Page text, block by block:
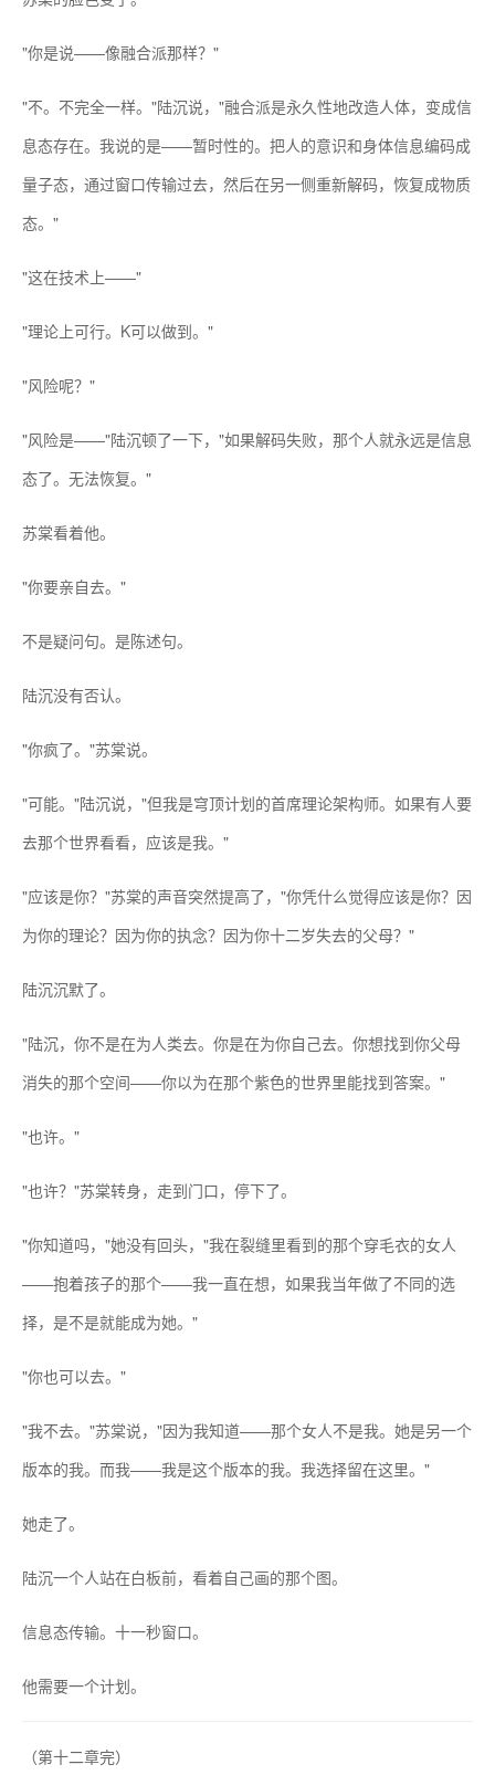
"你是说——像融合派那样？"
"不。不完全一样。"陆沉说，"融合派是永久性地改造人体，变成信
息态存在。我说的是——暂时性的。把人的意识和身体信息编码成
量子态，通过窗口传输过去，然后在另一侧重新解码，恢复成物质
态。"
"这在技术上——"
"理论上可行。K可以做到。"
"风险呢？"
"风险是——"陆沉顿了一下，"如果解码失败，那个人就永远是信息
态了。无法恢复。"
苏棠看着他。
"你要亲自去。"
不是疑问句。是陈述句。
陆沉没有否认。
"你疯了。"苏棠说。
"可能。"陆沉说，"但我是穹顶计划的首席理论架构师。如果有人要
去那个世界看看，应该是我。"
"应该是你？"苏棠的声音突然提高了，"你凭什么觉得应该是你？因
为你的理论？因为你的执念？因为你十二岁失去的父母？"
陆沉沉默了。
"陆沉，你不是在为人类去。你是在为你自己去。你想找到你父母
消失的那个空间——你以为在那个紫色的世界里能找到答案。"
"也许。"
"也许？"苏棠转身，走到门口，停下了。
"你知道吗，"她没有回头，"我在裂缝里看到的那个穿毛衣的女人
——抱着孩子的那个——我一直在想，如果我当年做了不同的选
择，是不是就能成为她。"
"你也可以去。"
"我不去。"苏棠说，"因为我知道——那个女人不是我。她是另一个
版本的我。而我——我是这个版本的我。我选择留在这里。"
她走了。
陆沉一个人站在白板前，看着自己画的那个图。
信息态传输。十一秒窗口。
他需要一个计划。
（第十二章完）